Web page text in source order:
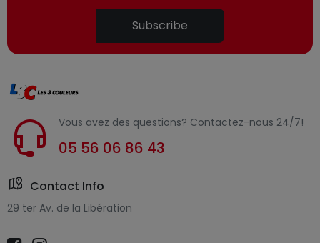
Subscribe
Vous avez des questions? Contactez-nous 24/7!
05 56 06 86 43
Contact Info
29 ter Av. de la Libération